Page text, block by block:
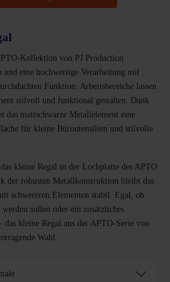
Kollektion von PJ Production
und eine hochwertige Verarbeitung mit
Funktion. Arbeitsbereiche lassen
stilvoll und funktional gestalten. Dank
das mattschwarze Metallelement eine
für kleine Büroutensilien und stilvolle
kleine Regal in der Lochplatte des APTO
der robusten Metallkonstruktion bleibt das
schwereren Elementen stabil. Egal, ob
sollen oder ein zusätzliches
kleine Regal aus der APTO-Serie von
Wahl.